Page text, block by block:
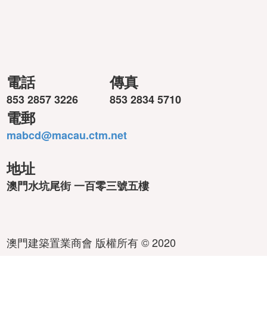
電話 傳真
853 2857 3226 853 2834 5710
電郵
mabcd@macau.ctm.net
地址
澳門水坑尾街 一百零三號五樓
澳門建築置業商會 版權所有 © 2020